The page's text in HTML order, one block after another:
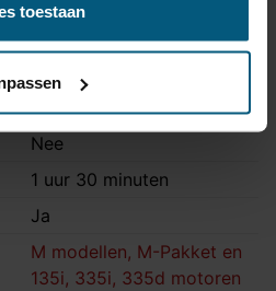
toestaan
1965 kg
Ja
Nee
1 uur 30 minuten
Ja
M modellen, M-Pakket en
135i, 335i, 335d motoren